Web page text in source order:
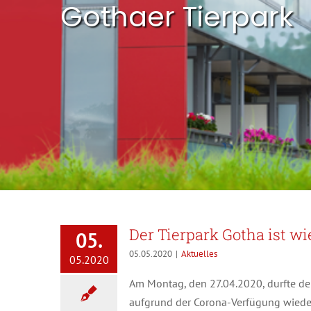
Gothaer Tierpark
05.
05.2020
Der Tierpark Gotha ist
05.05.2020 | Aktuelles
Am Montag, den 27.04.2020, durfte
aufgrund der Corona-Verfügung